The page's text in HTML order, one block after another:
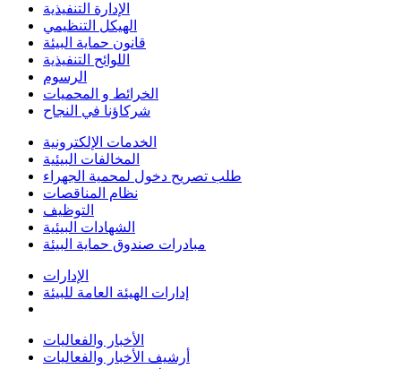
الإدارة التنفيذية
الهيكل التنظيمي
قانون حماية البيئة
اللوائح التنفيذية
الرسوم
الخرائط و المحميات
شركاؤنا في النجاح
الخدمات الإلكترونية
المخالفات البيئية
طلب تصريح دخول لمحمية الجهراء
نظام المناقصات
التوظيف
الشهادات البيئية
مبادرات صندوق حماية البيئة
الإدارات
إدارات الهيئة العامة للبيئة
الأخبار والفعاليات
أرشيف الأخبار والفعاليات